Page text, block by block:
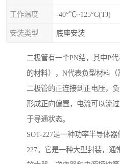
工作温度 -40°℃~125°C(TJ)
安装类型 底座安装
二极管有一个PN结，其中P
的材料），N代表负型材料
二极管的正连接到正电压，
形成正向偏置，电流可以流
于导通状态。
SOT-227是一种功率半导体
227。它是一种大型封装，通